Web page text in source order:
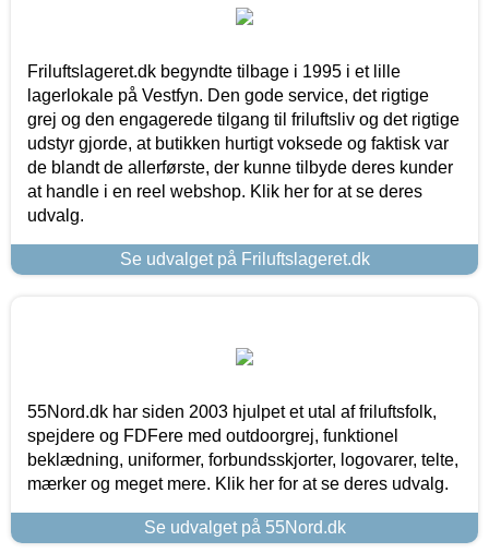
Friluftslageret.dk begyndte tilbage i 1995 i et lille
lagerlokale på Vestfyn. Den gode service, det rigtige
grej og den engagerede tilgang til friluftsliv og det rigtige
udstyr gjorde, at butikken hurtigt voksede og faktisk var
de blandt de allerførste, der kunne tilbyde deres kunder
at handle i en reel webshop. Klik her for at se deres
udvalg.
Se udvalget på Friluftslageret.dk
55Nord.dk har siden 2003 hjulpet et utal af friluftsfolk,
spejdere og FDFere med outdoorgrej, funktionel
beklædning, uniformer, forbundsskjorter, logovarer, telte,
mærker og meget mere. Klik her for at se deres udvalg.
Se udvalget på 55Nord.dk